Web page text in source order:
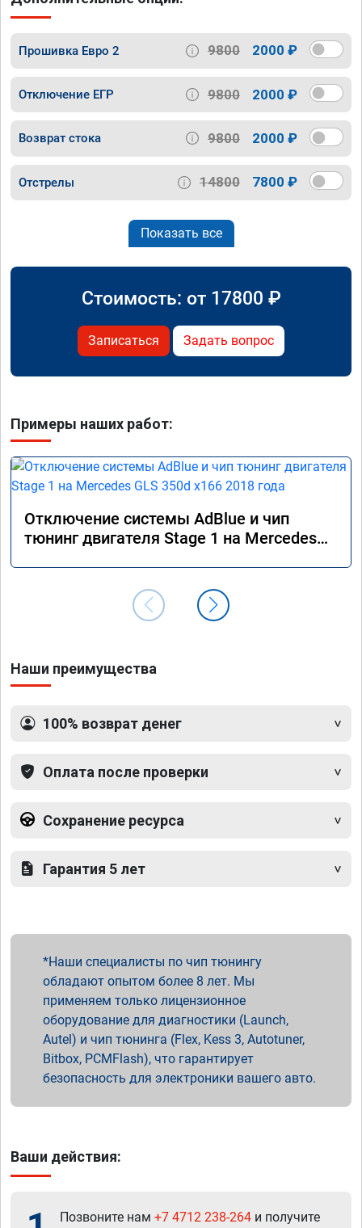
Прошивка Евро 2 9800 2000 ₽
Отключение ЕГР 9800 2000 ₽
Возврат стока 9800 2000 ₽
Отстрелы 14800 7800 ₽
Показать все
Стоимость: от 17800 ₽
Записаться Задать вопрос
Примеры наших работ:
Отключение системы AdBlue и чип
тюнинг двигателя Stage 1 на Mercedes
Наши преимущества
100% возврат денег
Оплата после проверки
Сохранение ресурса
Гарантия 5 лет
Наши специалисты по чип тюнингу
обладают опытом более 8 лет. Мы
применяем только лицензионное
оборудование для диагностики (Launch,
Autel) и чип тюнинга (Flex, Kess 3, Autotuner,
Bitbox, PCMFlash), что гарантирует
безопасность для электроники вашего авто.
Ваши действия:
Позвоните нам +7 4712 238-264 и получите